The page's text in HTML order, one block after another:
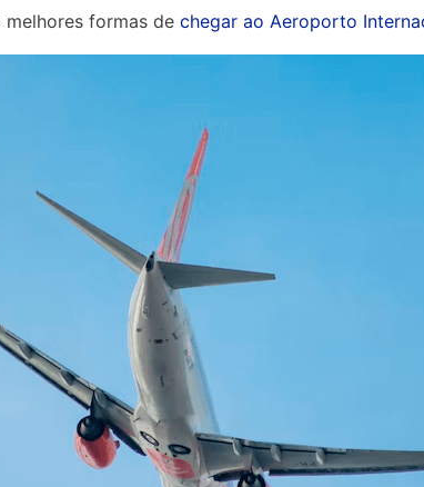
formas de chegar ao Aeroporto